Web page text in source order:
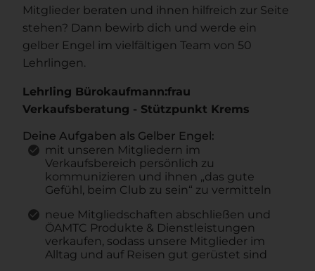
Mitglieder beraten und ihnen hilfreich zur Seite
stehen? Dann bewirb dich und werde ein
gelber Engel im vielfältigen Team von 50
Lehrlingen.
Lehrling Bürokaufmann:frau
Verkaufsberatung - Stützpunkt Krems
Deine Aufgaben als Gelber Engel:
mit unseren Mitgliedern im
Verkaufsbereich persönlich zu
kommunizieren und ihnen „das gute
Gefühl, beim Club zu sein“ zu vermitteln
neue Mitgliedschaften abschließen und
ÖAMTC Produkte & Dienstleistungen
verkaufen, sodass unsere Mitglieder im
Alltag und auf Reisen gut gerüstet sind